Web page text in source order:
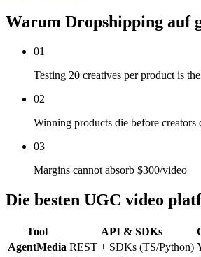
Warum Dropshipping auf
01
Testing 20 creatives per product is
02
Winning products die before creators
03
Margins cannot absorb $300/video
Die besten UGC video
Tool API & SDKs
AgentMedia REST + SDKs (TS/Python)